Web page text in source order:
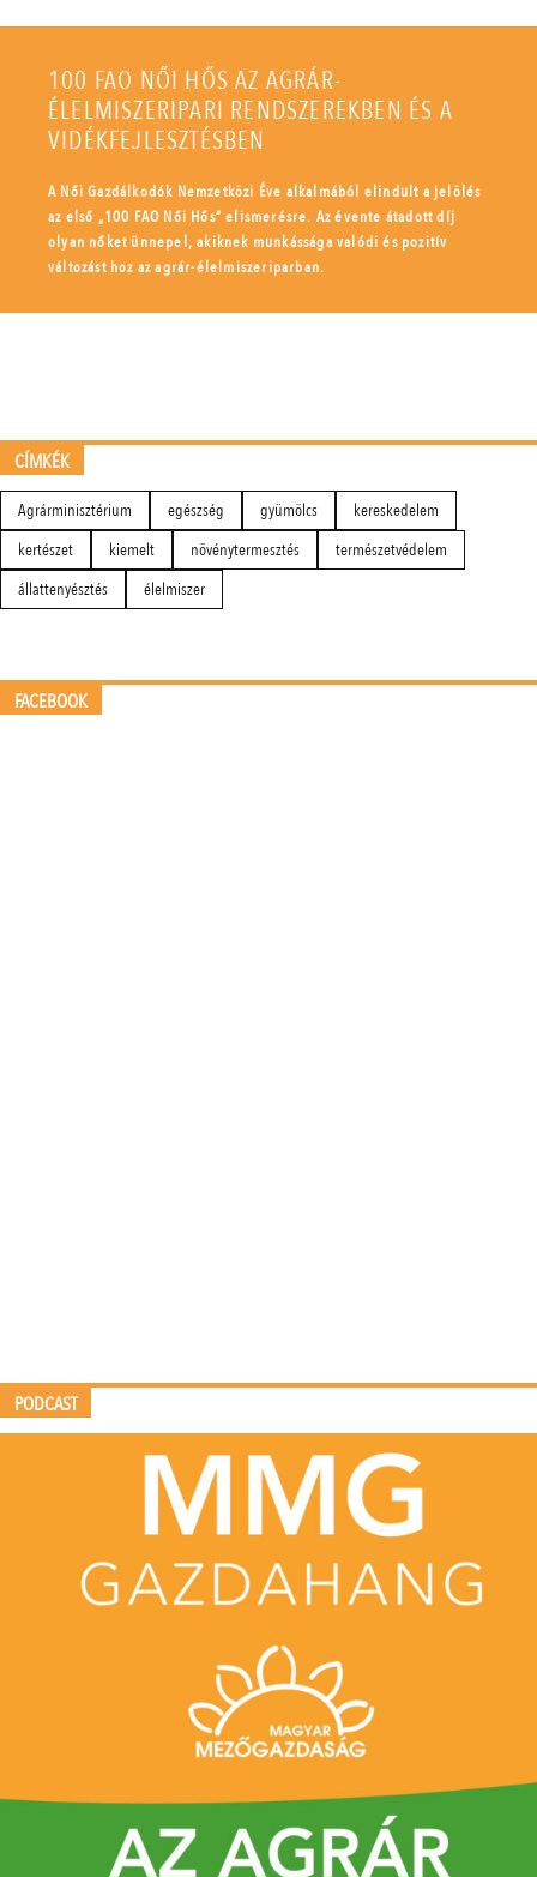
100 FAO NŐI HŐS AZ AGRÁR-
ÉLELMISZERIPARI RENDSZEREKBEN ÉS A
VIDÉKFEJLESZTÉSBEN
A Női Gazdálkodók Nemzetközi Éve alkalmából elindult a jelölés
az első „100 FAO Női Hős” elismerésre. Az évente átadott díj
olyan nőket ünnepel, akiknek munkássága valódi és pozitív
változást hoz az agrár-élelmiszeriparban.
CÍMKÉK
Agrárminisztérium egészség gyümölcs
kereskedelem
kertészet
kiemelt növénytermesztés
természetvédelem
állattenyésztés
élelmiszer
FACEBOOK
PODCAST